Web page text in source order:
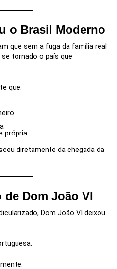
o Brasil Moderno
que sem a fuga da família real
tornado o país que
que:
própria
diretamente da chegada da
Dom João VI
Dom João VI deixou